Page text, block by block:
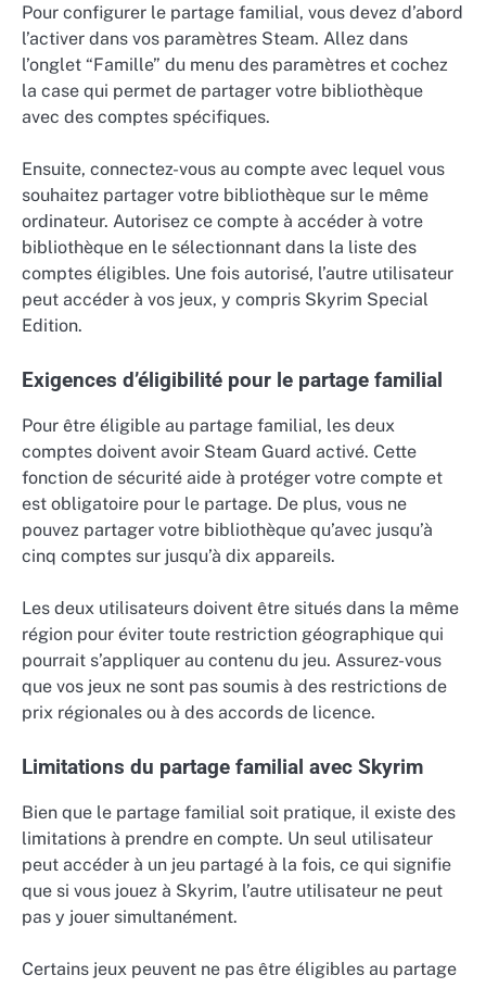
Pour configurer le partage familial, vous devez d’abord
l’activer dans vos paramètres Steam. Allez dans
l’onglet “Famille” du menu des paramètres et cochez
la case qui permet de partager votre bibliothèque
avec des comptes spécifiques.
Ensuite, connectez-vous au compte avec lequel vous
souhaitez partager votre bibliothèque sur le même
ordinateur. Autorisez ce compte à accéder à votre
bibliothèque en le sélectionnant dans la liste des
comptes éligibles. Une fois autorisé, l’autre utilisateur
peut accéder à vos jeux, y compris Skyrim Special
Edition.
Exigences d’éligibilité pour le partage familial
Pour être éligible au partage familial, les deux
comptes doivent avoir Steam Guard activé. Cette
fonction de sécurité aide à protéger votre compte et
est obligatoire pour le partage. De plus, vous ne
pouvez partager votre bibliothèque qu’avec jusqu’à
cinq comptes sur jusqu’à dix appareils.
Les deux utilisateurs doivent être situés dans la même
région pour éviter toute restriction géographique qui
pourrait s’appliquer au contenu du jeu. Assurez-vous
que vos jeux ne sont pas soumis à des restrictions de
prix régionales ou à des accords de licence.
Limitations du partage familial avec Skyrim
Bien que le partage familial soit pratique, il existe des
limitations à prendre en compte. Un seul utilisateur
peut accéder à un jeu partagé à la fois, ce qui signifie
que si vous jouez à Skyrim, l’autre utilisateur ne peut
pas y jouer simultanément.
Certains jeux peuvent ne pas être éligibles au partage